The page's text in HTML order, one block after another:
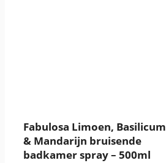
Fabulosa Limoen, Basilicum
& Mandarijn bruisende
badkamer spray – 500ml